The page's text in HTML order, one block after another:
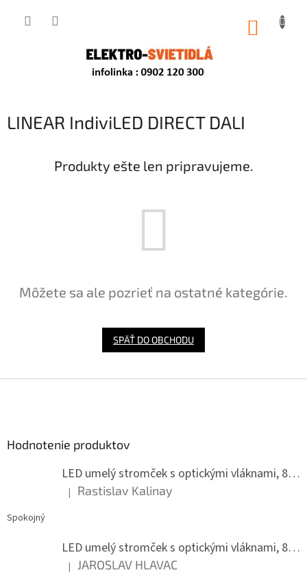
LINEAR IndiviLED DIRECT DALI
Produkty ešte len pripravujeme.
Môžete sa ale pozrieť na ostatné kategórie.
SPÄŤ DO OBCHODU
Hodnotenie produktov
LED umelý stromček s optickými vláknami, 80 cm
Hodnotenie produktu je 5 z 5 hviezdičiek.
| Rastislav Kalinay
Spokojný
LED umelý stromček s optickými vláknami, 80 cm
Hodnotenie produktu je 5 z 5 hviezdičiek.
| JAROSLAV HLAVAC